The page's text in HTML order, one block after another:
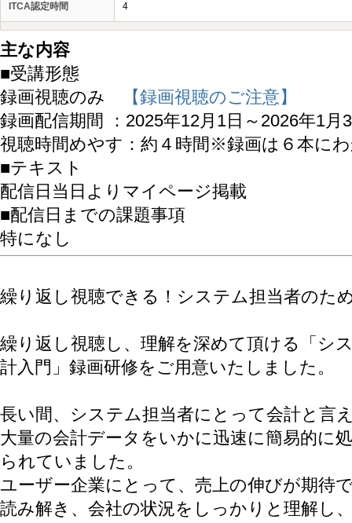
ITCA認定時間 4
主な内容
■受講形態
録画視聴のみ
【録画視聴のご注意】
録画配信期間 ：2025年12月1日～2026年1月
視聴時間めやす：約４時間※録画は６本に
■テキスト
配信日当日よりマイページ掲載
■配信日までの課題事項
特になし
繰り返し視聴できる！システム担当者のた
繰り返し視聴し、理解を深めて頂ける「シ
計入門」録画研修をご用意いたしました。
長い間、システム担当者にとって会計と言
大量の会計データをいかに迅速に簡易的に
られていました。
ユーザー企業にとって、売上の伸びが期待
読み解き、会社の状況をしっかりと理解し